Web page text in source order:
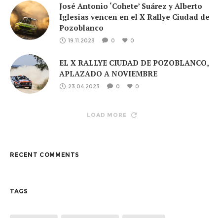
José Antonio ‘Cohete’ Suárez y Alberto
Iglesias vencen en el X Rallye Ciudad de
Pozoblanco
19.11.2023 0 0
EL X RALLYE CIUDAD DE POZOBLANCO,
APLAZADO A NOVIEMBRE
23.04.2023 0 0
LOAD MORE
RECENT COMMENTS
TAGS